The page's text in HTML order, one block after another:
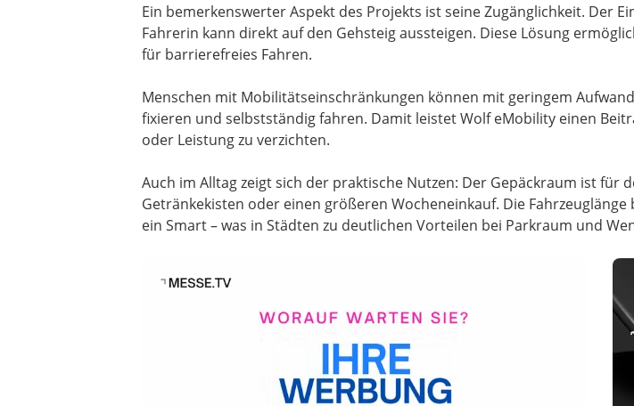
Ein bemerkenswerter Aspekt des Projekts ist seine Zugänglichkeit. Der
Fahrerin kann direkt auf den Gehsteig aussteigen. Diese Lösung
für barrierefreies Fahren.
Menschen mit Mobilitätseinschränkungen können mit geringem
fixieren und selbstständig fahren. Damit leistet Wolf eMobility einen
oder Leistung zu verzichten.
Auch im Alltag zeigt sich der praktische Nutzen: Der Gepäckraum ist für
Getränkekisten oder einen größeren Wocheneinkauf. Die
ein Smart – was in Städten zu deutlichen Vorteilen bei Parkraum und